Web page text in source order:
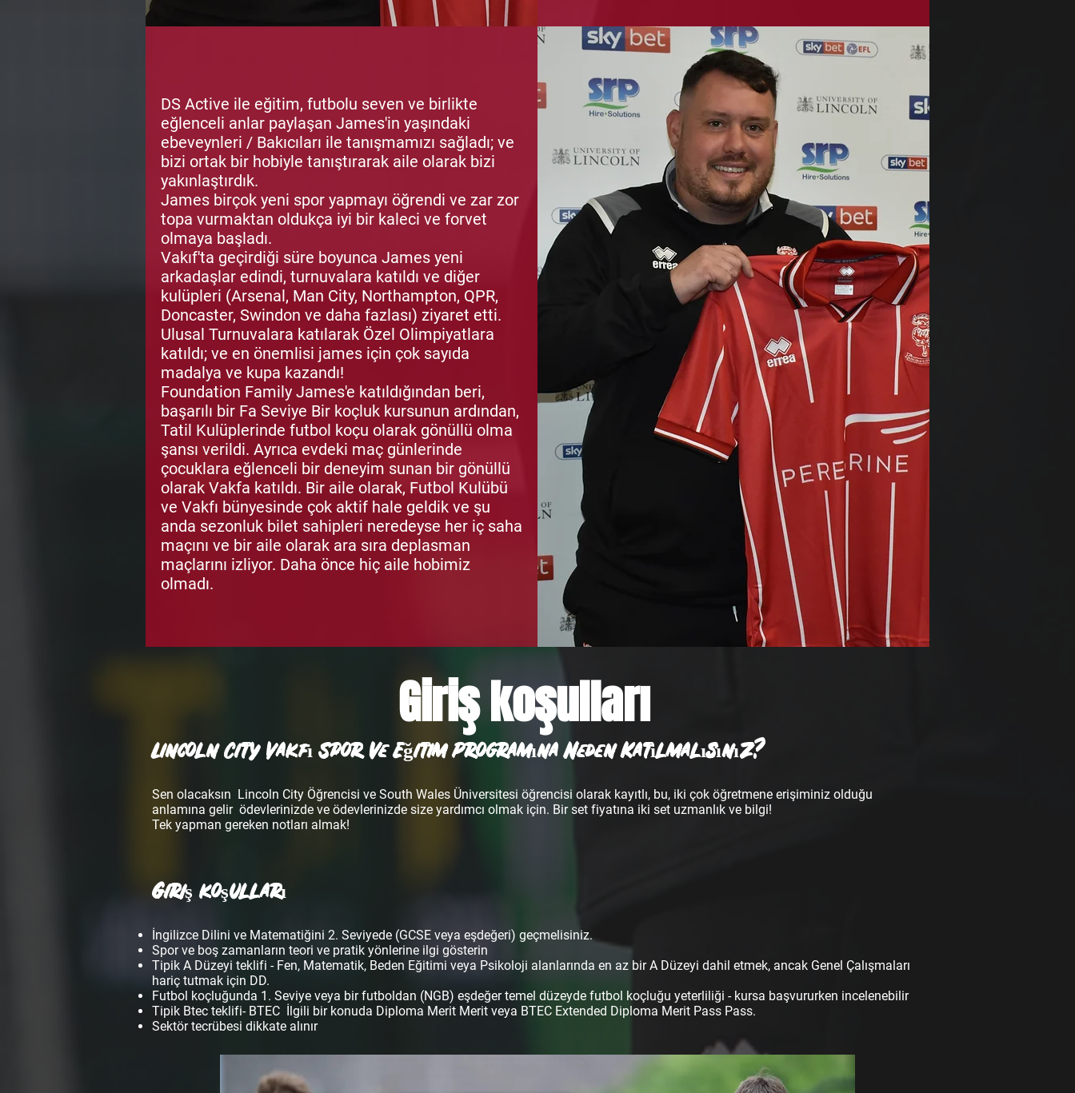
DS Active ile eğitim, futbolu seven ve birlikte
eğlenceli anlar paylaşan James'in yaşındaki
ebeveynleri / Bakıcıları ile tanışmamızı sağladı; ve
bizi ortak bir hobiyle tanıştırarak aile olarak bizi
yakınlaştırdık.
James birçok yeni spor yapmayı öğrendi ve zar zor
topa vurmaktan oldukça iyi bir kaleci ve forvet
olmaya başladı.
Vakıf'ta geçirdiği süre boyunca James yeni
arkadaşlar edindi, turnuvalara katıldı ve diğer
kulüpleri (Arsenal, Man City, Northampton, QPR,
Doncaster, Swindon ve daha fazlası) ziyaret etti.
Ulusal Turnuvalara katılarak Özel Olimpiyatlara
katıldı; ve en önemlisi james için çok sayıda
madalya ve kupa kazandı!
Foundation Family James'e katıldığından beri,
başarılı bir Fa Seviye Bir koçluk kursunun ardından,
Tatil Kulüplerinde futbol koçu olarak gönüllü olma
şansı verildi. Ayrıca evdeki maç günlerinde
çocuklara eğlenceli bir deneyim sunan bir gönüllü
olarak Vakfa katıldı. Bir aile olarak, Futbol Kulübü
ve Vakfı bünyesinde çok aktif hale geldik ve şu
anda sezonluk bilet sahipleri neredeyse her iç saha
maçını ve bir aile olarak ara sıra deplasman
maçlarını izliyor. Daha önce hiç aile hobimiz
olmadı.
Giriş koşulları
Lincoln City Vakfı Spor ve Eğitim Programına Neden Katılmalısınız?
Sen olacaksın Lincoln City Öğrencisi ve South Wales Üniversitesi öğrencisi olarak kayıtlı, bu, iki çok öğretmene erişiminiz olduğu
anlamına gelir ödevlerinizde ve ödevlerinizde size yardımcı olmak için. Bir set fiyatına iki set uzmanlık ve bilgi!
Tek yapman gereken notları almak!
Giriş koşulları
İngilizce Dilini ve Matematiğini 2. Seviyede (GCSE veya eşdeğeri) geçmelisiniz.
Spor ve boş zamanların teori ve pratik yönlerine ilgi gösterin
Tipik A Düzeyi teklifi - Fen, Matematik, Beden Eğitimi veya Psikoloji alanlarında en az bir A Düzeyi dahil etmek, ancak Genel Çalışmaları
hariç tutmak için DD.
Futbol koçluğunda 1. Seviye veya bir futboldan (NGB) eşdeğer temel düzeyde futbol koçluğu yeterliliği - kursa başvururken incelenebilir
Tipik Btec teklifi- BTEC İlgili bir konuda Diploma Merit Merit veya BTEC Extended Diploma Merit Pass Pass.
Sektör tecrübesi dikkate alınır